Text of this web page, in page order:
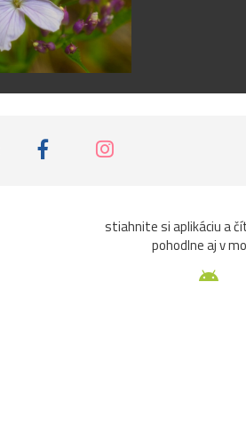
stiahnite si aplikáciu a
pohodlne aj v